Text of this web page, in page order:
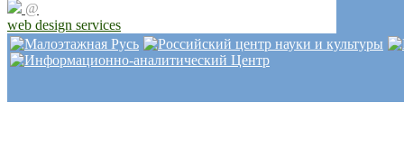
@
web design services